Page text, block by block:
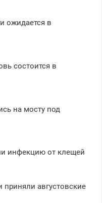
ожидается в
состоится в
на мосту под
инфекцию от клещей
приняли августовские